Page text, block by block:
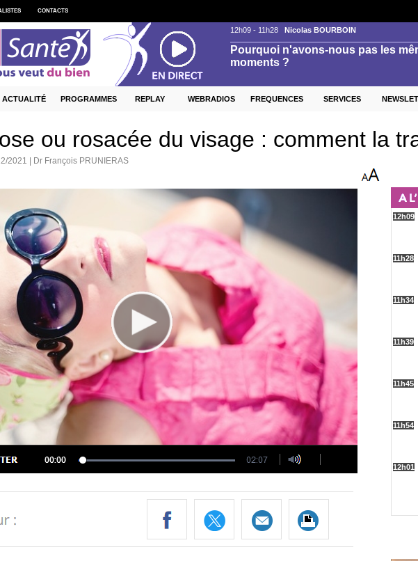
ou rosacée du visage : comment la
2021 | Dr François PRUNIERAS
CONTACTS
ACTUALITÉ PROGRAMMES REPLAY WEBRADIOS FREQUENCES SERVICES